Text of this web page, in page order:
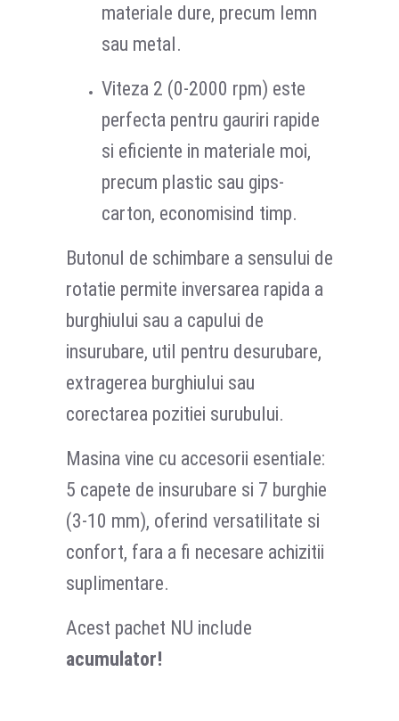
materiale dure, precum lemn
sau metal.
Viteza 2 (0-2000 rpm) este
perfecta pentru gauriri rapide
si eficiente in materiale moi,
precum plastic sau gips-
carton, economisind timp.
Butonul de schimbare a sensului de
rotatie permite inversarea rapida a
burghiului sau a capului de
insurubare, util pentru desurubare,
extragerea burghiului sau
corectarea pozitiei surubului.
Masina vine cu accesorii esentiale:
5 capete de insurubare si 7 burghie
(3-10 mm), oferind versatilitate si
confort, fara a fi necesare achizitii
suplimentare.
Acest pachet NU include
acumulator!